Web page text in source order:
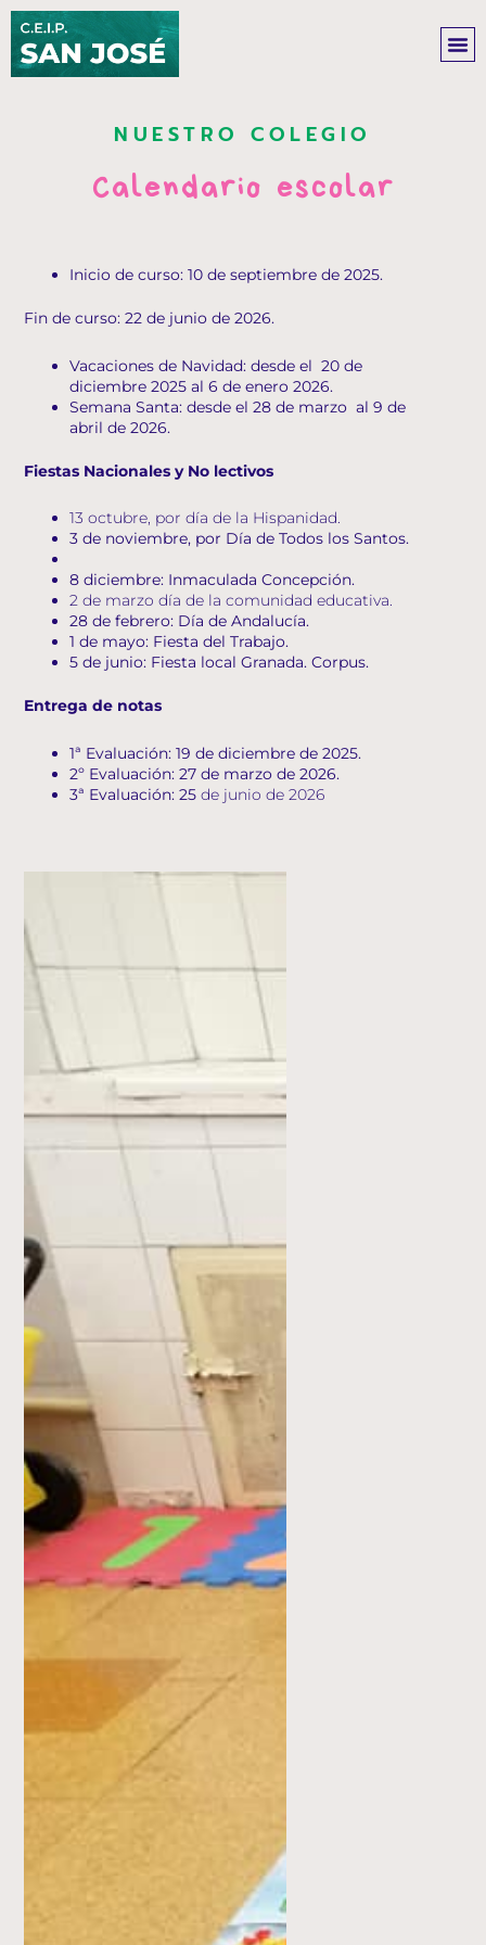
contenido
NUESTRO COLEGIO
Calendario escolar
Inicio de curso: 10 de septiembre de 2025.
Fin de curso: 22 de junio de 2026.
Vacaciones de Navidad: desde el 20 de
diciembre 2025 al 6 de enero 2026.
Semana Santa: desde el 28 de marzo al 9 de
abril de 2026.
Fiestas Nacionales y No lectivos
13 octubre, por día de la Hispanidad.
3 de noviembre, por Día de Todos los Santos.
8 diciembre: Inmaculada Concepción.
2 de marzo día de la comunidad educativa.
28 de febrero: Día de Andalucía.
1 de mayo: Fiesta del Trabajo.
5 de junio: Fiesta local Granada. Corpus.
Entrega de notas
1ª Evaluación: 19 de diciembre de 2025.
2º Evaluación: 27 de marzo de 2026.
3ª Evaluación: 25de junio de 2026